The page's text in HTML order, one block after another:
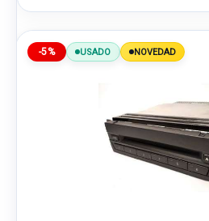
-5% USADO NOVEDAD